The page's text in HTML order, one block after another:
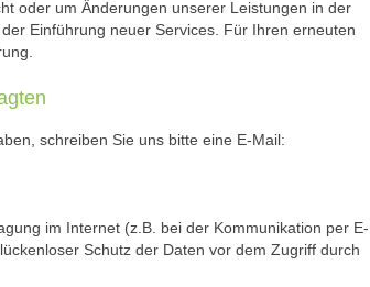
oder um Änderungen unserer Leistungen in der
Einführung neuer Services. Für Ihren erneuten
schreiben Sie uns bitte eine E-Mail:
im Internet (z.B. bei der Kommunikation per E-
Schutz der Daten vor dem Zugriff durch